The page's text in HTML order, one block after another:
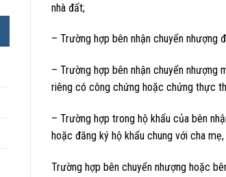
nhà đất;
– Trường hợp bên nhận chuyển nhượng
– Trường hợp bên nhận chuyển nhượng
riêng có công chứng hoặc chứng thực
– Trường hợp trong hộ khẩu của bên
hoặc đăng ký hộ khẩu chung với cha
Trường hợp bên chuyển nhượng hoặc